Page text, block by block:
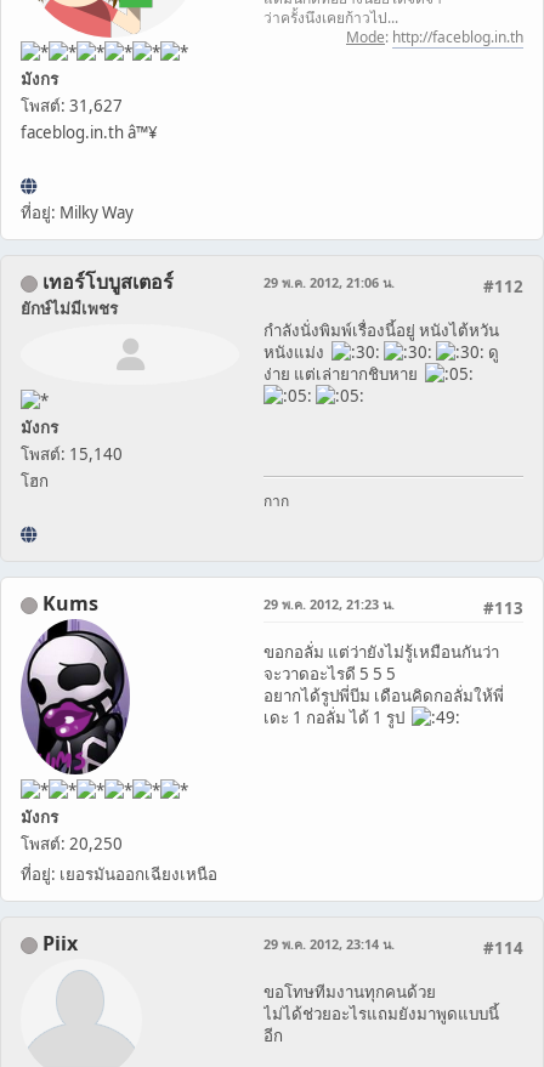
มังกร
โพสต์: 31,627
faceblog.in.th â™¥
ที่อยู่: Milky Way
ว่าครั้งนึงเคยก้าวไป...
Mode: http://faceblog.in.th
เทอร์โบบูสเตอร์
ยักษ์ไม่มีเพชร
มังกร
โพสต์: 15,140
โฮก
#112
29 พ.ค. 2012, 21:06 น.
กำลังนั่งพิมพ์เรื่องนี้อยู่ หนังไต้หวัน
หนังแม่ง
ดู
ง่าย แต่เล่ายากชิบหาย
กาก
Kums
มังกร
โพสต์: 20,250
ที่อยู่: เยอรมันออกเฉียงเหนือ
#113
29 พ.ค. 2012, 21:23 น.
ขอกอลั่ม แต่ว่ายังไม่รู้เหมือนกันว่า
จะวาดอะไรดี 5 5 5
อยากได้รูปพี่บีม เดือนคิดกอลั่มให้พี่
เดะ 1 กอลั่ม ได้ 1 รูป
Piix #114
29 พ.ค. 2012, 23:14 น.
ขอโทษทีมงานทุกคนด้วย
ไม่ได้ช่วยอะไรแถมยังมาพูดแบบนี้
อีก